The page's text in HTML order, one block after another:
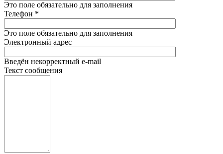
Это поле обязательно для заполнения
Телефон *
Это поле обязательно для заполнения
Электронный адрес
Введён некорректный e-mail
Текст сообщения